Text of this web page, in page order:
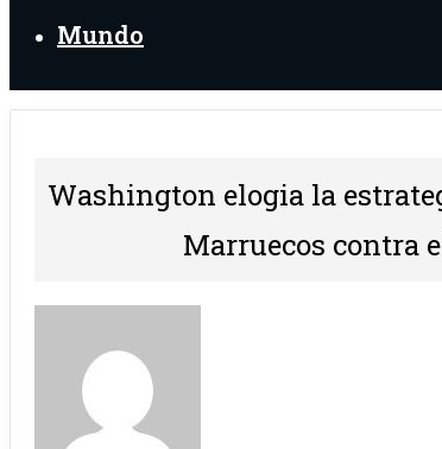
Mundo
Washington elogia la
Marruecos contra